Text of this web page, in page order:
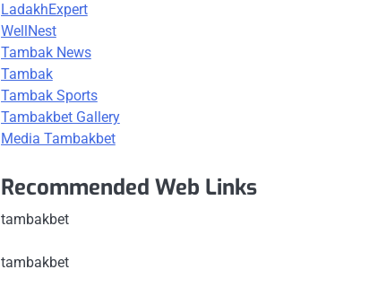
LadakhExpert
WellNest
Tambak News
Tambak
Tambak Sports
Tambakbet Gallery
Media Tambakbet
Recommended Web Links
tambakbet
tambakbet